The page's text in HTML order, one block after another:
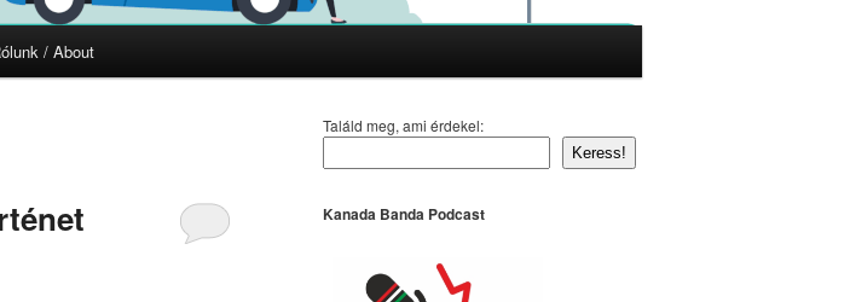
/ About
Találd meg, ami érdekel:
Keress!
Kanada Banda Podcast